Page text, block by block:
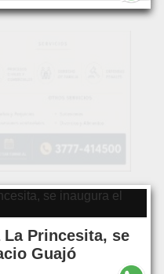
Princesita, se
Guajó